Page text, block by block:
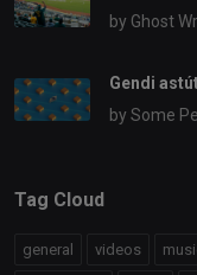
by Ghost
Gendi
by Some
Tag Cloud
general videos